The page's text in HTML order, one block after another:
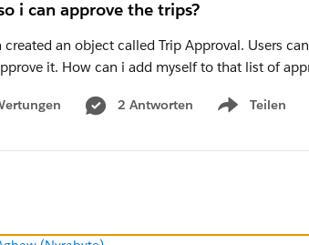
i can approve the trips?
an object called Trip Approval. Users
it. How can i add myself to that list of
2 Antworten Teilen
Show menu